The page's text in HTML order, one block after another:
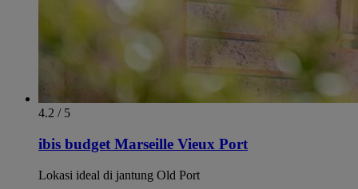
4.2 / 5
ibis budget Marseille Vieux Port
Lokasi ideal di jantung Old Port